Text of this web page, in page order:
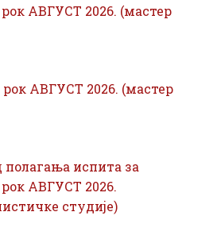
АВГУСТ 2026. (мастер
АВГУСТ 2026. (мастер
полагања испита за
АВГУСТ 2026.
студије)